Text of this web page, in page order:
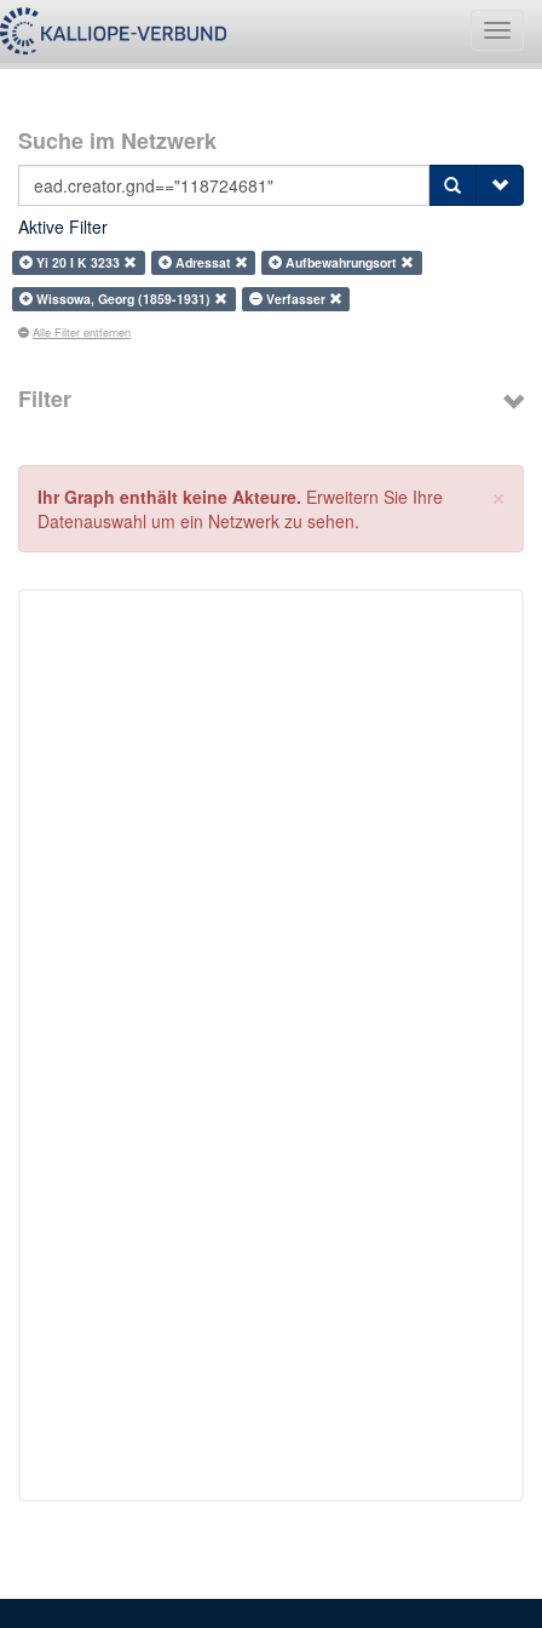
Suche im Netzwerk
Aktive Filter
Yi 20 I K 3233 Adressat
Aufbewahrungsort
Wissowa, Georg (1859-1931)
Verfasser
Alle Filter entfernen
Filter
×
Ihr Graph enthält keine Akteure. Erweitern Sie Ihre
Datenauswahl um ein Netzwerk zu sehen.